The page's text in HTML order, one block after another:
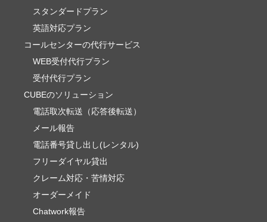
スタンダードプラン
英語対応プラン
コールセンターの代行サービス
WEB受付代行プラン
受付代行プラン
CUBEのソリューション
電話取次転送（応答後転送）
メール報告
電話番号貸し出し(レンタル)
フリーダイヤル貸出
クレーム対応・苦情対応
オーダーメイド
Chatwork報告